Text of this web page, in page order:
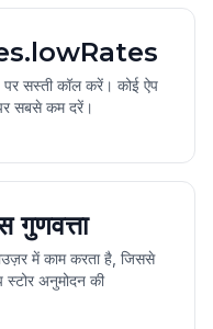
सस्ती कॉल करें। कोई ऐप
सबसे कम दरें।
गुणवत्ता
में काम करता है, जिससे
स्टोर अनुमोदन की